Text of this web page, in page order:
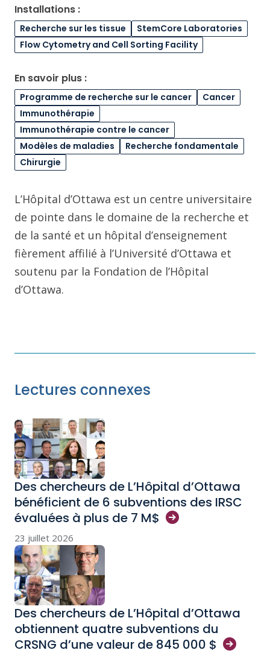
Installations :
Recherche sur les tissue
StemCore Laboratories
Flow Cytometry and Cell Sorting Facility
En savoir plus :
Programme de recherche sur le cancer
Cancer
Immunothérapie
Immunothérapie contre le cancer
Modèles de maladies
Recherche fondamentale
Chirurgie
L’Hôpital d’Ottawa est un centre universitaire
de pointe dans le domaine de la recherche et
de la santé et un hôpital d’enseignement
fièrement affilié à l’Université d’Ottawa et
soutenu par la Fondation de l’Hôpital
d’Ottawa.
Lectures connexes
Des chercheurs de L’Hôpital d’Ottawa
bénéficient de 6 subventions des IRSC
évaluées à plus de 7 M$
23 juillet 2026
Des chercheurs de L’Hôpital d’Ottawa
obtiennent quatre subventions du
CRSNG d’une valeur de 845 000 $